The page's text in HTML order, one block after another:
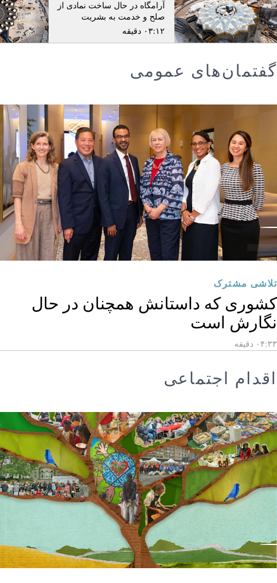
آرامگاه در حال ساخت نمادی از
صلح و خدمت به بشریت
۰۳:۱۲ دقیقه
گفتمان‌های عمومی
تلاشی مشترک
کشوری که داستانش همچنان در حال
نگارش است
۰۴:۳۳ دقیقه
اقدام اجتماعی